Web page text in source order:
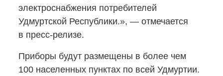
электроснабжения потребителей
Удмуртской Республики.», — отмечается
в пресс-релизе.
Приборы будут размещены в более чем
100 населенных пунктах по всей Удмуртии.